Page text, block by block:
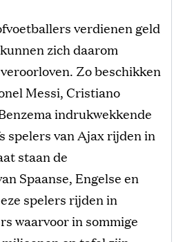
verdienen geld
zich daarom
Zo beschikken
Messi, Cristiano
indrukwekkende
spelers van Ajax rijden in
staan de
Spaanse, Engelse en
spelers rijden in
waarvoor in sommige